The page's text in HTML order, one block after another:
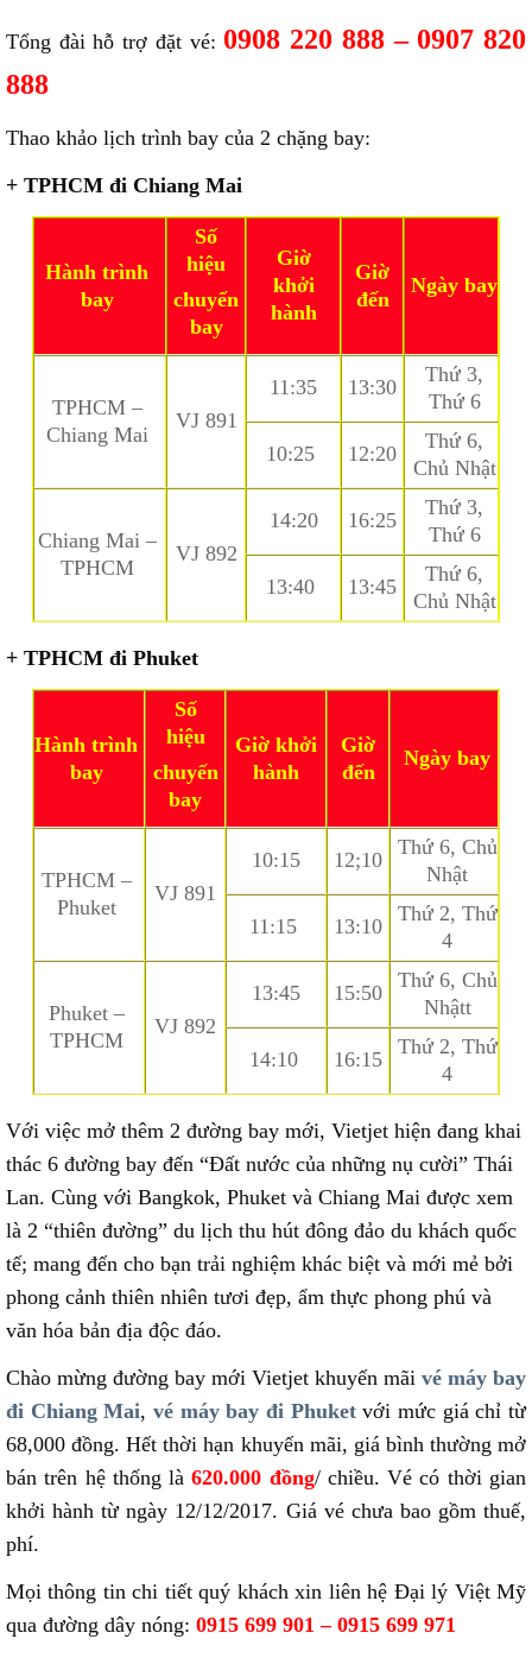
Tổng đài hỗ trợ đặt vé: 0908 220 888 – 0907 820
888
Thao khảo lịch trình bay của 2 chặng bay:
+ TPHCM đi Chiang Mai
Hành trình
bay
Số
hiệu
chuyến
bay
Giờ
khởi
hành
Giờ
đến
Ngày bay
TPHCM –
Chiang Mai
VJ 891
11:35 13:30
Thứ 3,
Thứ 6
10:25 12:20
Thứ 6,
Chủ Nhật
Chiang Mai –
TPHCM
VJ 892
14:20 16:25
Thứ 3,
Thứ 6
13:40 13:45
Thứ 6,
Chủ Nhật
+ TPHCM đi Phuket
Hành trình
bay
Số
hiệu
chuyến
bay
Giờ khởi
hành
Giờ
đến
Ngày bay
TPHCM –
Phuket
VJ 891
10:15 12;10
Thứ 6, Chủ
Nhật
11:15 13:10
Thứ 2, Thứ
4
Phuket –
TPHCM
VJ 892
13:45 15:50
Thứ 6, Chủ
Nhậtt
14:10 16:15
Thứ 2, Thứ
4
Với việc mở thêm 2 đường bay mới, Vietjet hiện đang khai
thác 6 đường bay đến “Đất nước của những nụ cười” Thái
Lan. Cùng với Bangkok, Phuket và Chiang Mai được xem
là 2 “thiên đường” du lịch thu hút đông đảo du khách quốc
tế; mang đến cho bạn trải nghiệm khác biệt và mới mẻ bởi
phong cảnh thiên nhiên tươi đẹp, ẩm thực phong phú và
văn hóa bản địa độc đáo.
Chào mừng đường bay mới Vietjet khuyến mãi vé máy bay
đi Chiang Mai,vé máy bay đi Phuketvới mức giá chỉ từ
68,000 đồng. Hết thời hạn khuyến mãi, giá bình thường mở
bán trên hệ thống là620.000 đồng/ chiều. Vé có thời gian
khởi hành từ ngày 12/12/2017. Giá vé chưa bao gồm thuế,
phí.
Mọi thông tin chi tiết quý khách xin liên hệ Đại lý Việt Mỹ
qua đường dây nóng: 0915 699 901 – 0915 699 971